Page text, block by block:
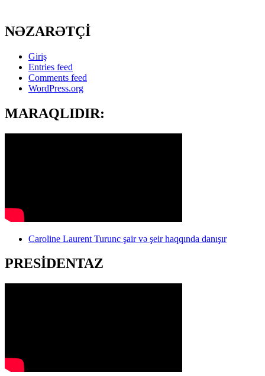
NƏZARƏTÇİ
Giriş
Entries feed
Comments feed
WordPress.org
MARAQLIDIR:
Caroline Laurent Turunc şair və şeir haqqında danışır
PRESİDENTAZ